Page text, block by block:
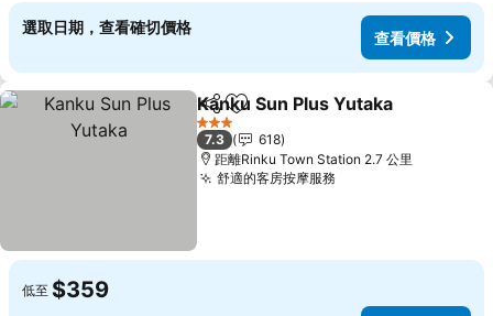
選取日期，查看確切價格
查看價格
分享 放到收藏夾
Kanku Sun Plus Yutaka
3 星級
7.3
618
距離Rinku Town Station 2.7 公里
舒適的客房按摩服務
低至 $359